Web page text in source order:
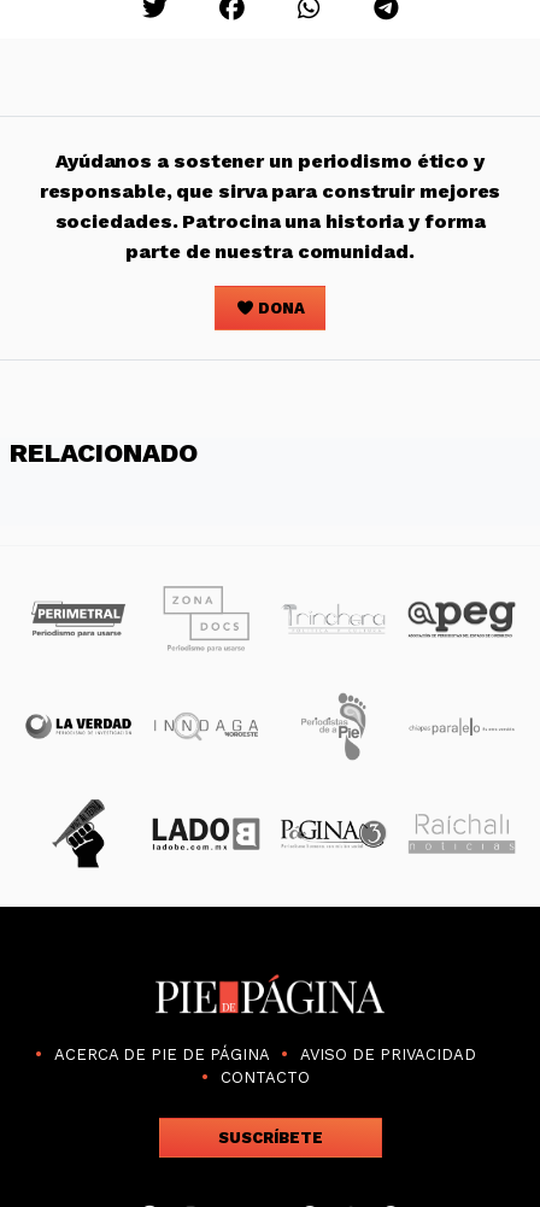
Ayúdanos a sostener un periodismo ético y
responsable, que sirva para construir mejores
sociedades. Patrocina una historia y forma
parte de nuestra comunidad.
DONA
RELACIONADO
ACERCA DE PIE DE PÁGINA
AVISO DE PRIVACIDAD
CONTACTO
SUSCRÍBETE